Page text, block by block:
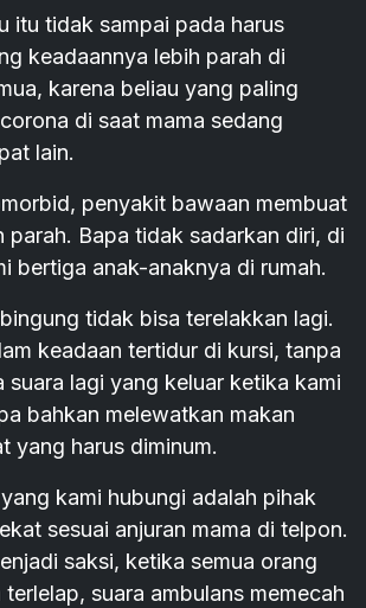
itu tidak sampai pada harus
keadaannya lebih parah di
karena beliau yang paling
di saat mama sedang
lain.
penyakit bawaan membuat
parah. Bapa tidak sadarkan diri, di
bertiga anak-anaknya di rumah.
tidak bisa terelakkan lagi.
keadaan tertidur di kursi, tanpa
suara lagi yang keluar ketika kami
bahkan melewatkan makan
yang harus diminum.
kami hubungi adalah pihak
sesuai anjuran mama di telpon.
saksi, ketika semua orang
suara ambulans memecah